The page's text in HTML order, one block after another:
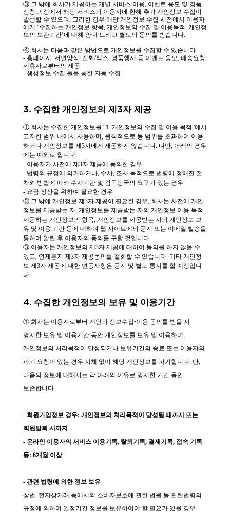
③ 그 밖에 회사가 제공하는 개별 서비스 이용, 이벤트 응모 및 경품
신청 과정에서 해당 서비스의 이용자에 한해 추가 개인정보 수집이
발생할 수 있으며, 그러한 경우 해당 개인정보 수집 시점에서 이용자
에게 ‘수집하는 개인정보 항목, 개인정보의 수집 및 이용목적, 개인정
보의 보관기간’에 대해 안내 드리고 별도의 동의를 받습니다.
④ 회사는 다음과 같은 방법으로 개인정보를 수집할 수 있습니다.
- 홈페이지, 서면양식, 전화/팩스, 경품행사 등 이벤트 응모, 배송요청,
제휴사로부터의 제공
- 생성정보 수집 툴을 통한 자동 수집
3. 수집한 개인정보의 제3자 제공
① 회사는 수집한 개인정보를 “1. 개인정보의 수집 및 이용 목적”에서
고지한 범위 내에서 사용하며, 원칙적으로 동 범위를 초과하여 이용
하거나 개인정보를 제3자에게 제공하지 않습니다. 다만, 아래의 경우
에는 예외로 합니다.
- 이용자가 사전에 제3자 제공에 동의한 경우
- 법령의 규정에 의거하거나, 수사, 조사 목적으로 법령에 정해진 절
차와 방법에 따라 수사기관 및 감독당국의 요구가 있는 경우
- 요금 정산을 위하여 필요한 경우
② 그 밖에 개인정보 제3자 제공이 필요한 경우, 회사는 사전에 개인
정보를 제공받는 자, 개인정보를 제공받는 자의 개인정보 이용 목적,
제공하는 개인정보의 항목, 개인정보를 제공받는 자의 개인정보 보
유 및 이용 기간 등에 대하여 웹 사이트에의 공지 또는 이메일 발송을
통하여 알린 후 이용자의 동의를 구할 것입니다.
③ 이용자는 개인정보의 제3자 제공에 대하여 동의를 하지 않을 수
있고, 언제든지 제3자 제공동의를 철회할 수 있습니다. 기타 개인정
보 제3자 제공에 대한 변동사항은 공지 및 별도 통지를 할 예정입니
다.
4. 수집한 개인정보의 보유 및 이용기간
① 회사는 이용자로부터 개인의 정보수집•이용 동의를 받을 시
명시한 보유 및 이용기간 동안 개인정보를 보유 및 이용하며,
개인정보의 처리목적이 달성되거나 보유기간의 종료 또는 이용자의
파기 요청이 있는 경우 지체 없이 해당 개인정보를 파기합니다. 단,
다음의 정보에 대해서는 각 아래의 이유로 명시한 기간 동안
보존합니다.
- 회원가입정보 경우: 개인정보의 처리목적이 달성될 때까지 또는
회원탈퇴 시까지
- 온라인 이용자의 서비스 이용기록, 탈퇴기록, 결제기록, 접속 기록
등: 6개월 이상
- 관련 법령에 의한 정보 보유
상법, 전자상거래 등에서의 소비자보호에 관한 법률 등 관련법령의
규정에 의하여 일정기간 정보를 보유하여야 할 필요가 있을 경우